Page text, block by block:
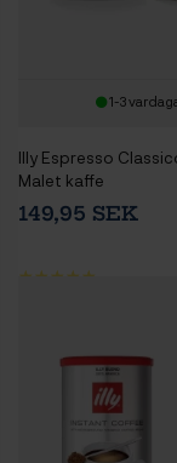
1-3
Illy Espresso
Malet kaffe
149,95 SEK